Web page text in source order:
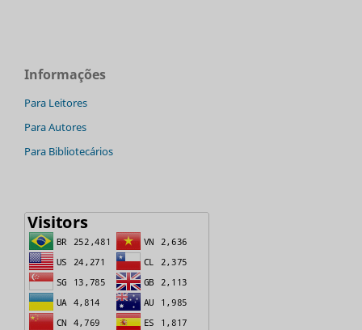
Informações
Para Leitores
Para Autores
Para Bibliotecários